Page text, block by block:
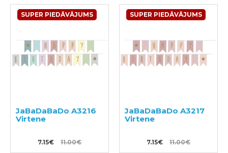
SUPER PIEDĀVĀJUMS
JaBaDaBaDo A3216
Virtene
7.15€ 11.00€
SUPER PIEDĀVĀJUMS
JaBaDaBaDo A3217
Virtene
7.15€ 11.00€